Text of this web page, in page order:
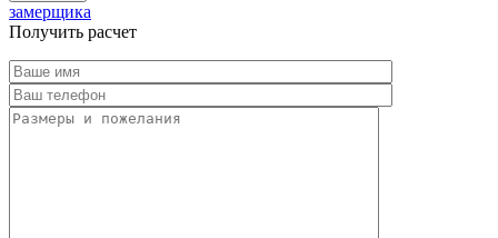
замерщика
Получить расчет